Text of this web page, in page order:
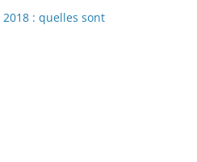
: quelles sont